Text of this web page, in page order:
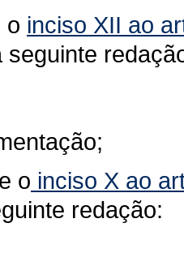
o inciso XII ao
seguinte
o inciso X ao
redação: